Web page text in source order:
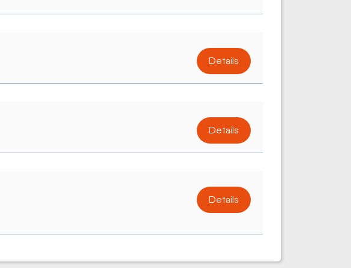
Details
Details
Details